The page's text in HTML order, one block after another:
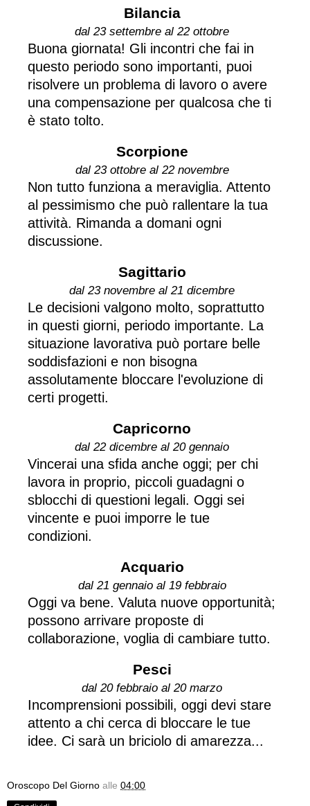
Bilancia
dal 23 settembre al 22 ottobre
Buona giornata! Gli incontri che fai in
questo periodo sono importanti, puoi
risolvere un problema di lavoro o avere
una compensazione per qualcosa che ti
è stato tolto.
Scorpione
dal 23 ottobre al 22 novembre
Non tutto funziona a meraviglia. Attento
al pessimismo che può rallentare la tua
attività. Rimanda a domani ogni
discussione.
Sagittario
dal 23 novembre al 21 dicembre
Le decisioni valgono molto, soprattutto
in questi giorni, periodo importante. La
situazione lavorativa può portare belle
soddisfazioni e non bisogna
assolutamente bloccare l'evoluzione di
certi progetti.
Capricorno
dal 22 dicembre al 20 gennaio
Vincerai una sfida anche oggi; per chi
lavora in proprio, piccoli guadagni o
sblocchi di questioni legali. Oggi sei
vincente e puoi imporre le tue
condizioni.
Acquario
dal 21 gennaio al 19 febbraio
Oggi va bene. Valuta nuove opportunità;
possono arrivare proposte di
collaborazione, voglia di cambiare tutto.
Pesci
dal 20 febbraio al 20 marzo
Incomprensioni possibili, oggi devi stare
attento a chi cerca di bloccare le tue
idee. Ci sarà un briciolo di amarezza...
Oroscopo Del Giorno alle 04:00